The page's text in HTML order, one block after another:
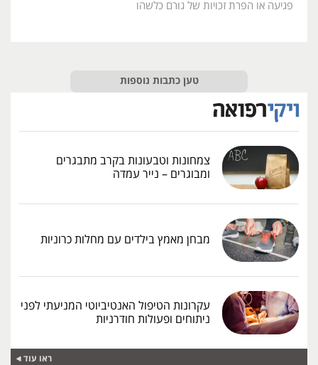
פגיעה או הפרת זכויות של גורם כלשהו
טען כתבות נוספות
צמחונות וטבעונות בקרב מתבגרים
ומבוגרים – נייר עמדה
מבחן מאמץ בילדים עם מחלות כרוניות
עקרונות הטיפול האנטיביוטי המניעתי לפני
ניתוחים ופעולות חודרניות
ראו עוד